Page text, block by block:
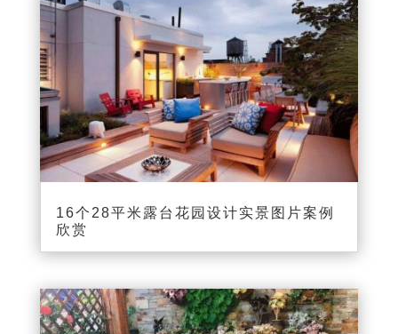
16个28平米露台花园设计实景图片案例
欣赏